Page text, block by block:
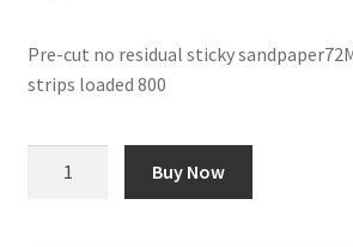
Pre-cut no residual sticky
strips loaded 800
Buy Now